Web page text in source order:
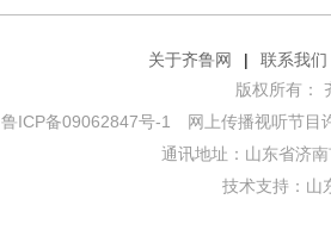
关于齐鲁网 |
联系我们
版权所有：
鲁ICP备09062847号-1 网上传播视听节目
通讯地址：山东省济
技术支持： 山